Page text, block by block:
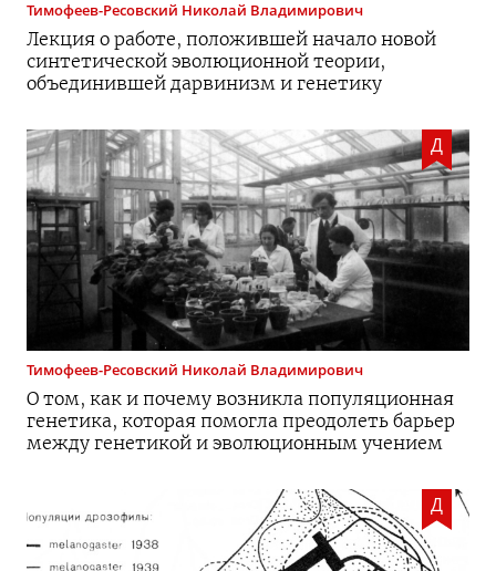
Тимофеев-Ресовский Николай Владимирович
Лекция о работе, положившей начало новой
синтетической эволюционной теории,
объединившей дарвинизм и генетику
Д
Тимофеев-Ресовский Николай Владимирович
О том, как и почему возникла популяционная
генетика, которая помогла преодолеть барьер
между генетикой и эволюционным учением
Д